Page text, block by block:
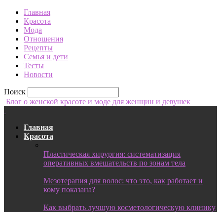
Главная
Красота
Мода
Отношения
Рецепты
Семья и дети
Тесты
Новости
Поиск
Блог о женской красоте и моде для женщин и девушек
Главная
Красота
Пластическая хирургия: систематизация
оперативных вмешательств по зонам тела
Мезотерапия для волос: что это, как работает и
кому показана?
Как выбрать лучшую косметологическую клинику